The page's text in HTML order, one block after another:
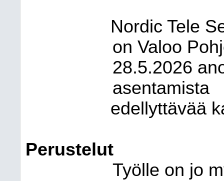
Nordic Tele
on Valoo
28.5.2026
asentamista
edellyttävää
Perustelut
Työlle on jo